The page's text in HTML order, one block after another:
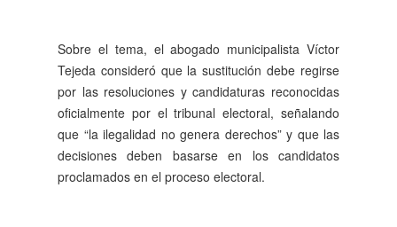
Sobre el tema, el abogado municipalista Víctor
Tejeda consideró que la sustitución debe regirse
por las resoluciones y candidaturas reconocidas
oficialmente por el tribunal electoral, señalando
que “la ilegalidad no genera derechos” y que las
decisiones deben basarse en los candidatos
proclamados en el proceso electoral.